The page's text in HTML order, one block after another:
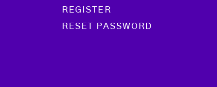
REGISTER
RESET PASSWORD